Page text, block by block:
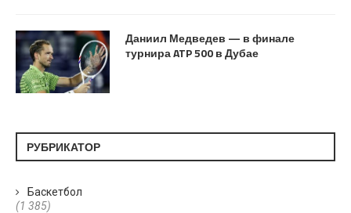
Даниил Медведев — в финале
турнира ATP 500 в Дубае
РУБРИКАТОР
Баскетбол
(1 385)